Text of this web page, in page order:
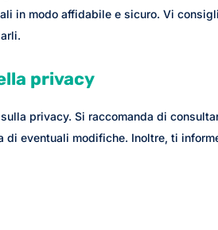
in modo affidabile e sicuro. Vi
privacy
privacy. Si raccomanda di
di eventuali modifiche. Inoltre, ti